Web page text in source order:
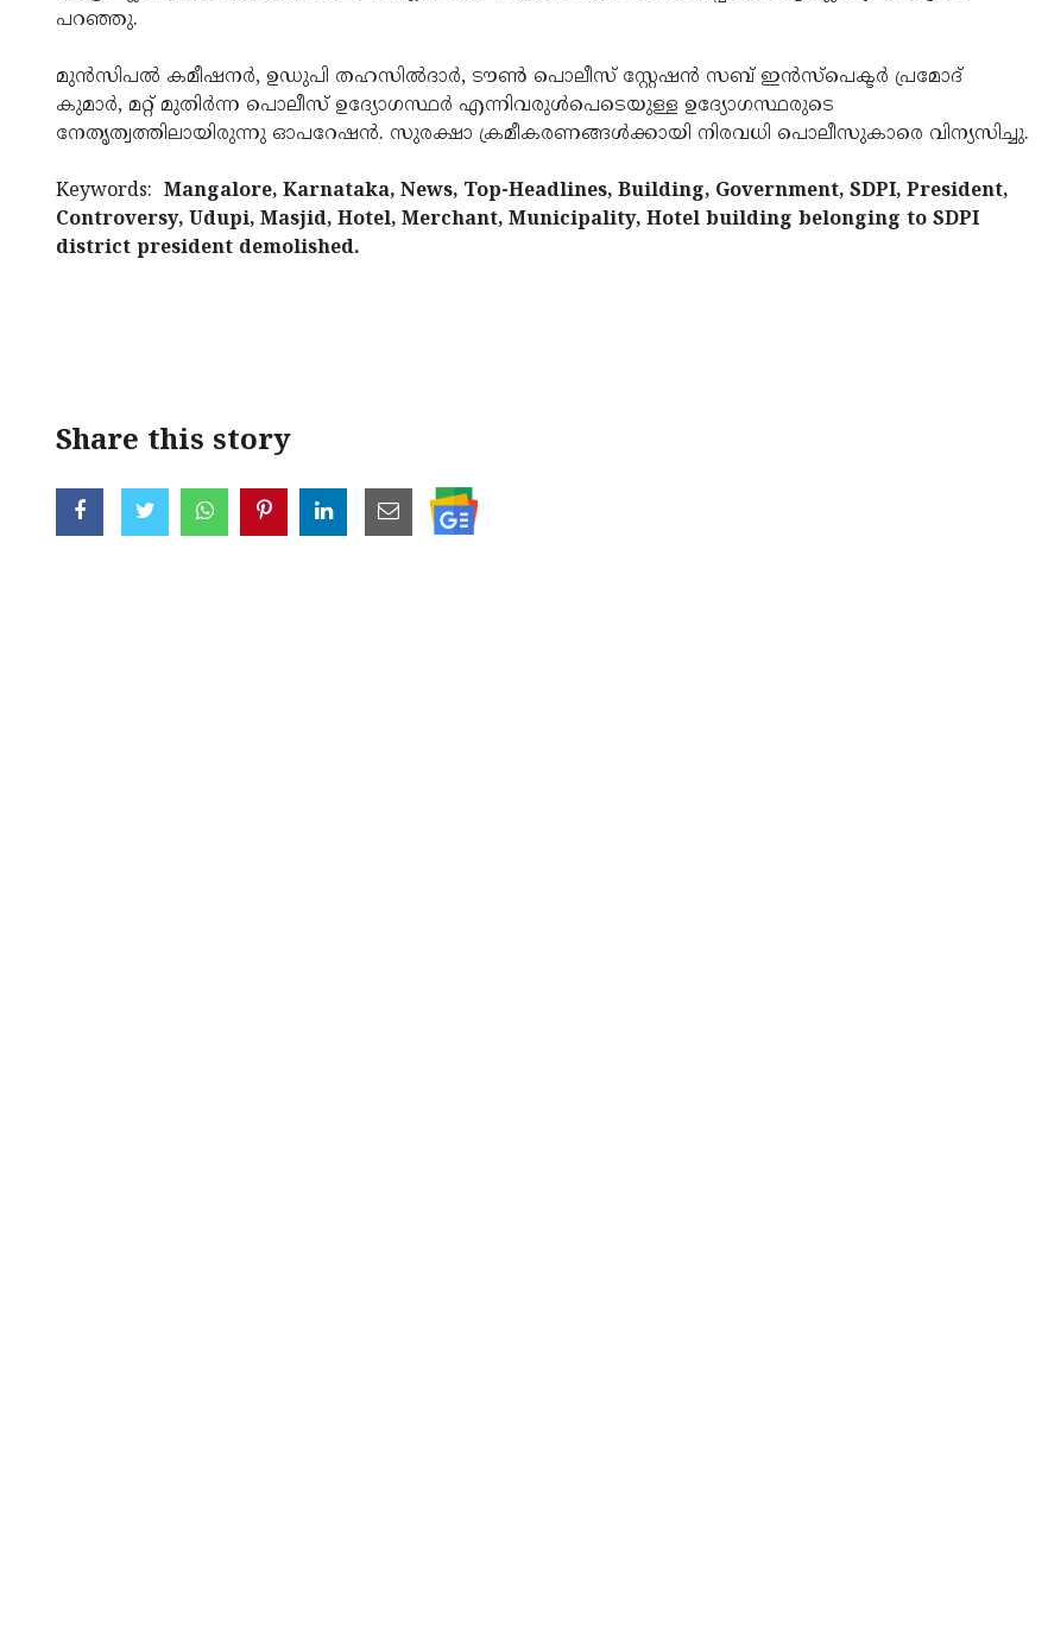
പറഞ്ഞു.
മുൻസിപൽ കമീഷനർ, ഉഡുപി തഹസിൽദാർ, ടൗൺ പൊലീസ് സ്റ്റേഷൻ സബ് ഇൻസ്‌പെക്ടർ പ്രമോദ്
കുമാർ, മറ്റ് മുതിർന്ന പൊലീസ് ഉദ്യോഗസ്ഥർ എന്നിവരുൾപെടെയുള്ള ഉദ്യോഗസ്ഥരുടെ
നേതൃത്വത്തിലായിരുന്നു ഓപറേഷൻ. സുരക്ഷാ ക്രമീകരണങ്ങൾക്കായി നിരവധി പൊലീസുകാരെ വിന്യസിച്ചു.
Keywords: Mangalore, Karnataka, News, Top-Headlines, Building, Government, SDPI, President,
Controversy, Udupi, Masjid, Hotel, Merchant, Municipality, Hotel building belonging to SDPI
district president demolished.
Share this story